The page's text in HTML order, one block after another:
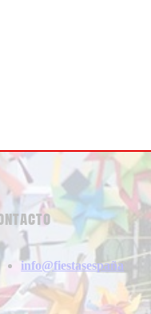
info@fiestasespaña